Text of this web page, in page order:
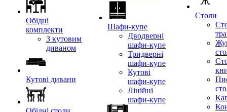
Обідні
комплекти
З кутовим
диваном
Кутові дивани
Шафи-купе
Дводверні
шафи-купе
Тридверні
шафи-купе
Кутові
шафи-купе
Лінійні
шафи-купе
Столи